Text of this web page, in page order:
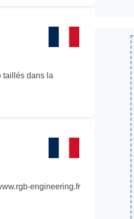
taillés dans la
engineering.fr